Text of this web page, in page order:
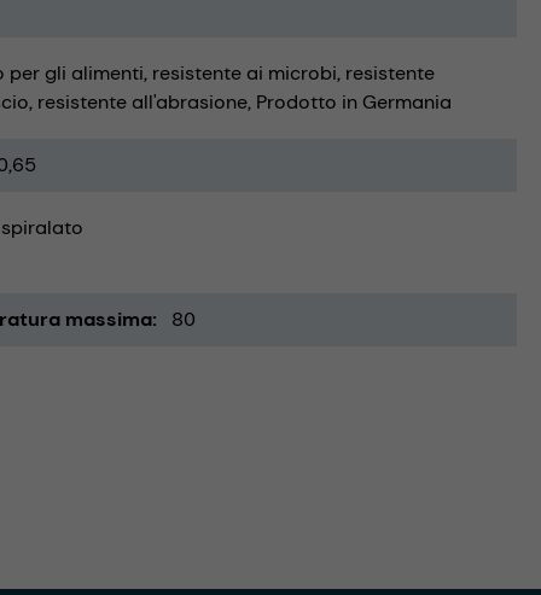
per gli alimenti resistente ai microbi resistente
resistente all'abrasione Prodotto in Germania
massima 80